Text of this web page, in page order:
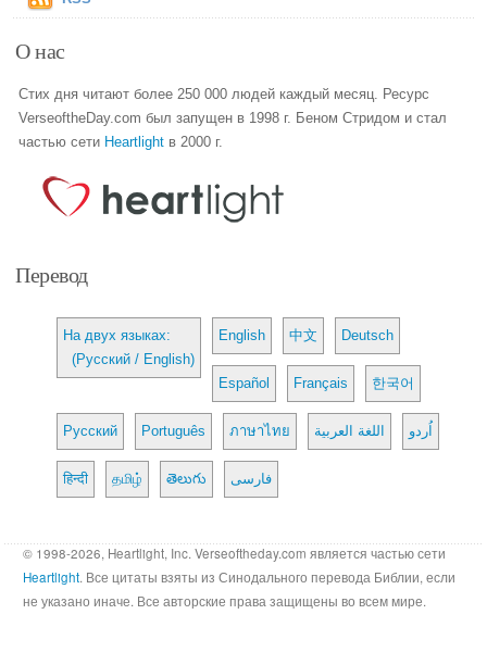
О нас
Стих дня читают более 250 000 людей каждый месяц. Ресурс
VerseoftheDay.com был запущен в 1998 г. Беном Стридом и стал
частью сети Heartlight в 2000 г.
Перевод
На двух языках:
(Русский / English)
English 中文 Deutsch
Español Français 한국어
Русский Português ภาษาไทย اللغة العربية اُردو
हिन्दी தமிழ் తెలుగు فارسی
© 1998-2026, Heartlight, Inc. Verseoftheday.com является частью сети
Heartlight. Все цитаты взяты из Синодального перевода Библии, если
не указано иначе. Все авторские права защищены во всем мире.